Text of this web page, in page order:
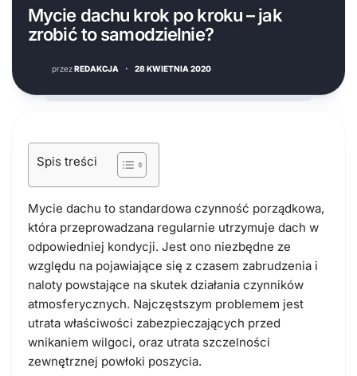
Mycie dachu krok po kroku – jak
zrobić to samodzielnie?
przezREDAKCJA · 28 KWIETNIA 2020
Spis treści
Mycie dachu to standardowa czynność porządkowa,
która przeprowadzana regularnie utrzymuje dach w
odpowiedniej kondycji. Jest ono niezbędne ze
względu na pojawiające się z czasem zabrudzenia i
naloty powstające na skutek działania czynników
atmosferycznych. Najczęstszym problemem jest
utrata właściwości zabezpieczających przed
wnikaniem wilgoci, oraz utrata szczelności
zewnętrznej powłoki poszycia.